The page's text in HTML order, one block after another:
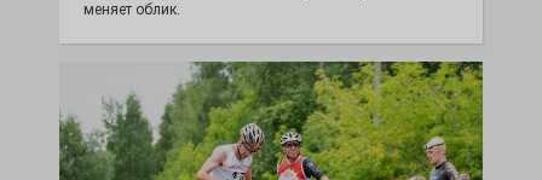
меняет облик.